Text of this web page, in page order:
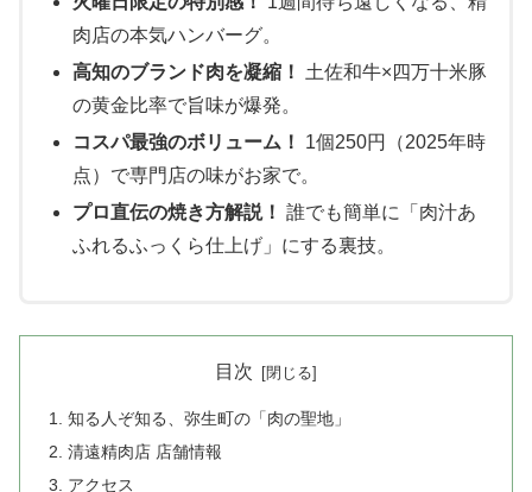
肉店の本気ハンバーグ。
高知のブランド肉を凝縮！
土佐和牛×四万十米豚
の黄金比率で旨味が爆発。
コスパ最強のボリューム！
1個250円（2025年時
点）で専門店の味がお家で。
プロ直伝の焼き方解説！ 誰でも簡単に「肉汁あ
ふれるふっくら仕上げ」にする裏技。
目次
知る人ぞ知る、弥生町の「肉の聖地」
清遠精肉店 店舗情報
アクセス